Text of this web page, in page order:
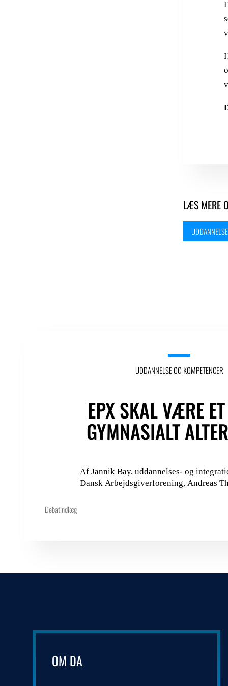
LÆS MERE
UDDANNELSE OG KOMPETENCER
EPX SKAL VÆRE ET
GYMNASIALT
Af Jannik Bay, uddannelses- og
Dansk Arbejdsgiverforening, Andreas
Debatindlæg
OM DA